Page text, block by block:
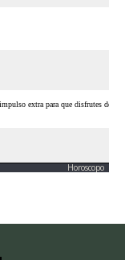
Horoscopo